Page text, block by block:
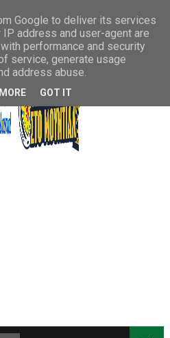
Google to deliver its services
IP address and user-agent are
performance and security
service, generate usage
address abuse.
GOT IT